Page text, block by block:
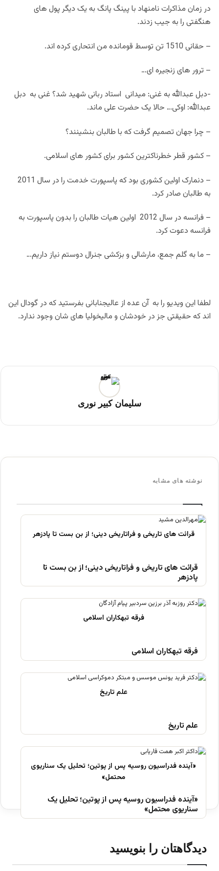
در زمان مذاکرات نامنهاد با پینگ پانگ به یک دیگر پول های
هنگفتی را به جیب زدند.
– حقانی 1510 تن توسط قومانده من انتحاری کرده اند.
– ترور های زنجیره ای…
-دبل عبدالله به غنی: میدانی استاد ربانی شهید شد؟ غنی به دبل
عبدالله: اوکی… حالا یک حضرت علی ماند.
– چرا جهان تصمیم گرفت که با طالبان بنشینند؟
– کشور قطر خطرناکترین کشور برای کشور های اسلامی.
به طالبان صادر کرد.
– فرانسه در سال 2012 اولین هیات طالبان را بدون پاسپورت به
فرانسه دعوت کرد.
– ما به گلم جمع، مارشالی و بزکشی جنرال دوستم نیاز داریم…
لطفا این ویدیو را به آن عده از عالیجنابانی بفرستید که در گودال این
اند که حقیقتی جز در خودشان و مالیخولیا های شان وجود ندارد.
سلیمان کبیر نوری
نوشته های مشابه
قرائت های تاریخی و فراتاریخی دینی؛ از بن بست تا
پادزهر
فرقه تبهکاران اسلامی
علم تاریخ
«آینده فدراسیون روسیه پس از پوتین؛ تحلیل یک
سناریوی محتمل»
دیدگاهتان را بنویسید